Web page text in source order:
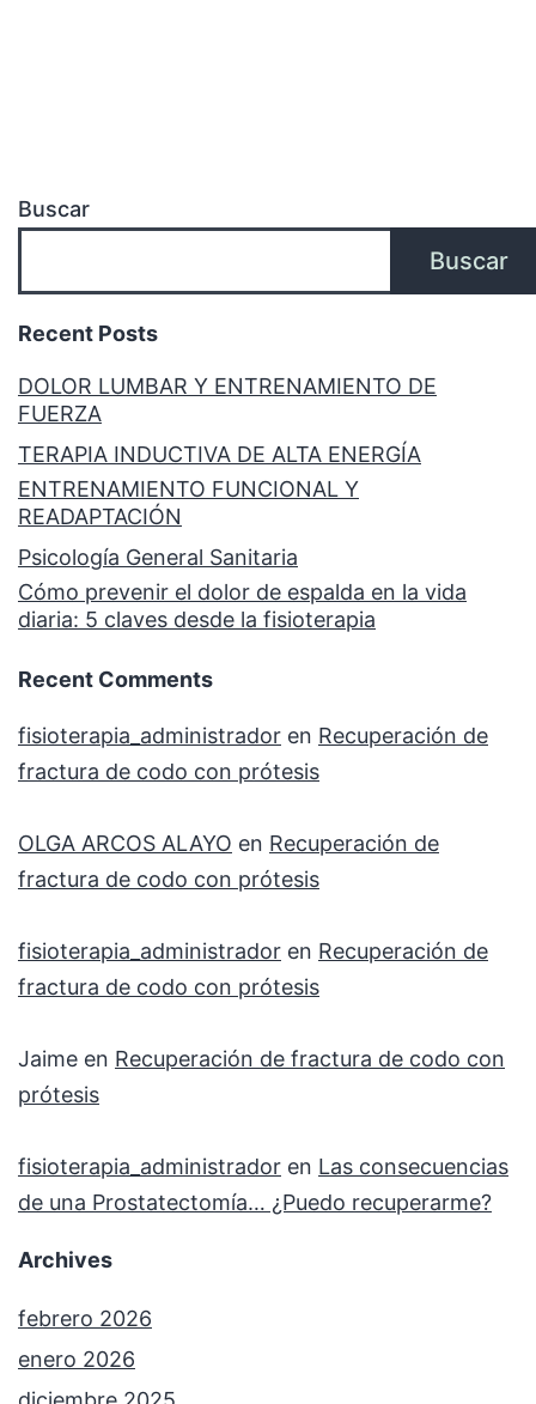
Buscar
Buscar
Recent Posts
DOLOR LUMBAR Y ENTRENAMIENTO DE
FUERZA
TERAPIA INDUCTIVA DE ALTA ENERGÍA
ENTRENAMIENTO FUNCIONAL Y
READAPTACIÓN
Psicología General Sanitaria
Cómo prevenir el dolor de espalda en la vida
diaria: 5 claves desde la fisioterapia
Recent Comments
fisioterapia_administrador en Recuperación de
fractura de codo con prótesis
OLGA ARCOS ALAYO en Recuperación de
fractura de codo con prótesis
fisioterapia_administrador en Recuperación de
fractura de codo con prótesis
Jaime en Recuperación de fractura de codo con
prótesis
fisioterapia_administrador en Las consecuencias
de una Prostatectomía… ¿Puedo recuperarme?
Archives
febrero 2026
enero 2026